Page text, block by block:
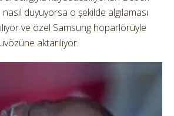
duyuyorsa o şekilde algılaması
ve özel Samsung hoparlörüyle
aktarılıyor.